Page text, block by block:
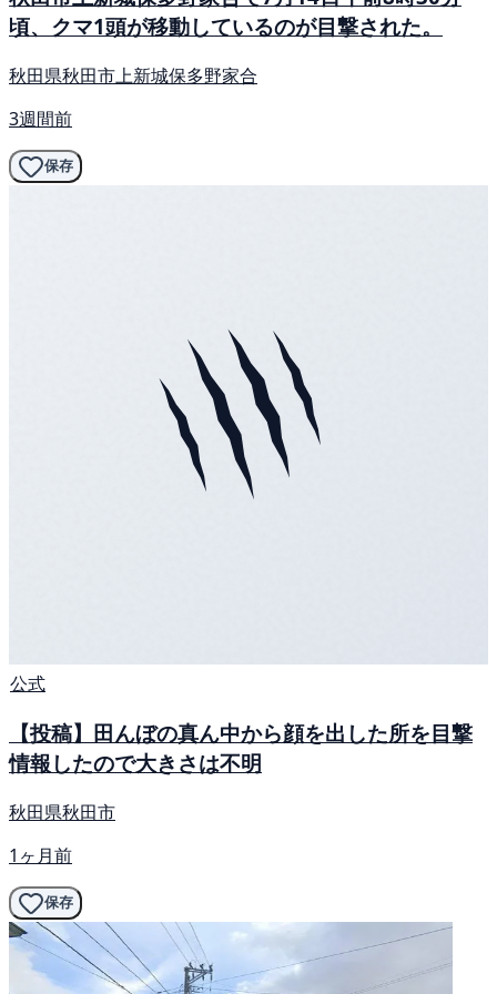
頃、クマ1頭が移動しているのが目撃された。
秋田県秋田市上新城保多野家合
3週間前
保存
公式
【投稿】田んぼの真ん中から顔を出した所を目撃
情報したので大きさは不明
秋田県秋田市
1ヶ月前
保存